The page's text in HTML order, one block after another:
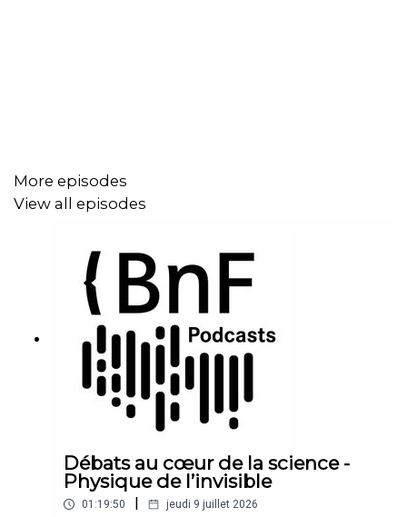
More episodes
View all episodes
Débats au cœur de la science -
Physique de l’invisible
01:19:50 | jeudi 9 juillet 2026